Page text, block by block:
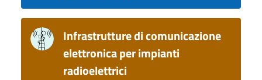
Infrastrutture di comunicazione
elettronica per impianti
radioelettrici